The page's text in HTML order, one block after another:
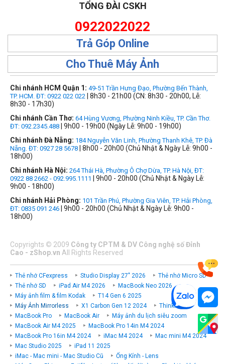
TỔNG ĐÀI CSKH
0922022022
Trả Góp Online
Cho Thuê Máy Ảnh
Chi nhánh HCM Quận 1: 49-51 Trần Hưng Đạo, Phường Bến Thành,
TP. HCM. ĐT: 0922 022 022 | 8h30 - 21h00 (CN: 8h30 - 20h00, Lễ:
8h30 - 17h30)
Chi nhánh Cần Thơ: 64 Hùng Vương, Phường Ninh Kiều, TP. Cần Thơ.
ĐT: 092.2345.488 | 9h00 - 19h00 (Ngày Lễ: 9h00 - 19h00)
Chi nhánh Đà Nẵng: 184 Nguyễn Văn Linh, Phường Thanh Khê, TP. Đà
Nẵng. ĐT: 0927 28 5678 | 8h00 - 20h00 (Chủ Nhật & Ngày Lễ: 9h00 -
18h00)
Chi nhánh Hà Nội: 264 Thái Hà, Phường Ô Chợ Dừa, TP. Hà Nội, ĐT:
0922 88 2662 - 092.995.1111
| 9h00 - 20h00 (Chủ Nhật & Ngày Lễ:
9h00 - 18h00)
Chi nhánh Hải Phòng: 101 Trần Phú, Phường Gia Viên, TP. Hải Phòng,
ĐT: 0835 091 246 | 9h00 - 20h00 (Chủ Nhật & Ngày Lễ: 9h00 -
18h00)
Copyrights © 2009 Công ty CPTM & DV Công nghệ số Đỉnh
Cao - zShop.vn All Rights Reserved
Thẻ nhớ CFexpress Studio Display 27" 2026
Thẻ nhớ Micro SD
Thẻ nhớ SD
iPad Air M4 2026
MacBook Neo 2026
Máy ảnh film & film Kodak
T14 Gen 6 2025
Máy Ảnh Mirrorless
X1 Carbon Gen 12 2024
ThinkPad P
MacBook Pro
MacBook Air
Máy ảnh du lịch siêu zoom
MacBook Air M4 2025
MacBook Pro 14in M4 2024
MacBook Pro 16in M4 2024
iMac M4 2024
Mac mini M4 2024
Mac Studio 2025
iPad 11 2025
iMac - Mac mini - Mac Studio Cũ
Ống Kính - Lens